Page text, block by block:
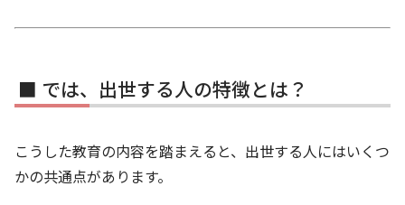
■ では、出世する人の特徴とは？
こうした教育の内容を踏まえると、出世する人にはいくつ
かの共通点があります。